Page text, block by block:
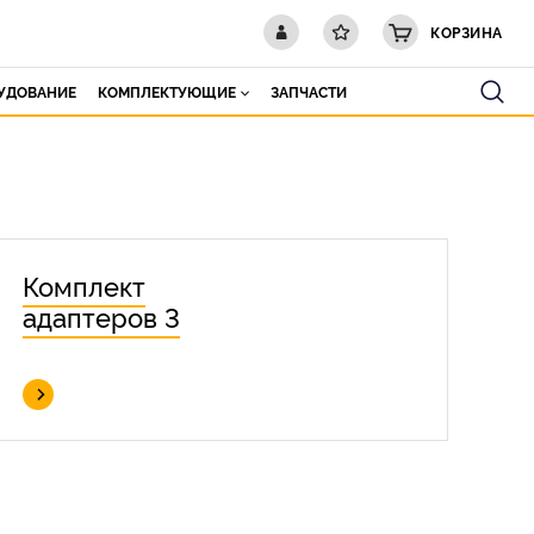
КОРЗИНА
КОМПЛЕКТУЮЩИЕ ЗАПЧАСТИ
Комплект
адаптеров 3